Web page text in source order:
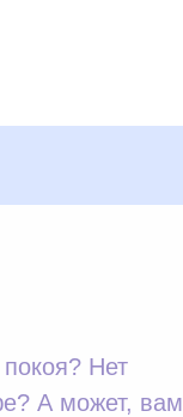
Нет
А может, вам